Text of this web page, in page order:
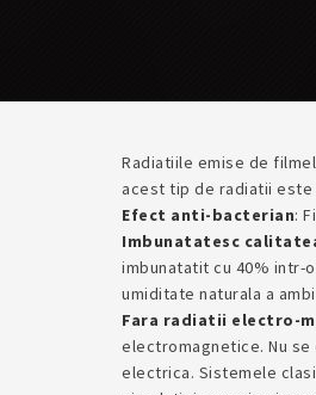
Radiatiile emise de
acest tip de radiatii
Efect anti-bacterian:
Imbunatatesc
imbunatatit cu 40% intr-
umiditate naturala a
Fara radiatii electro-
electromagnetice. Nu
electrica. Sistemele